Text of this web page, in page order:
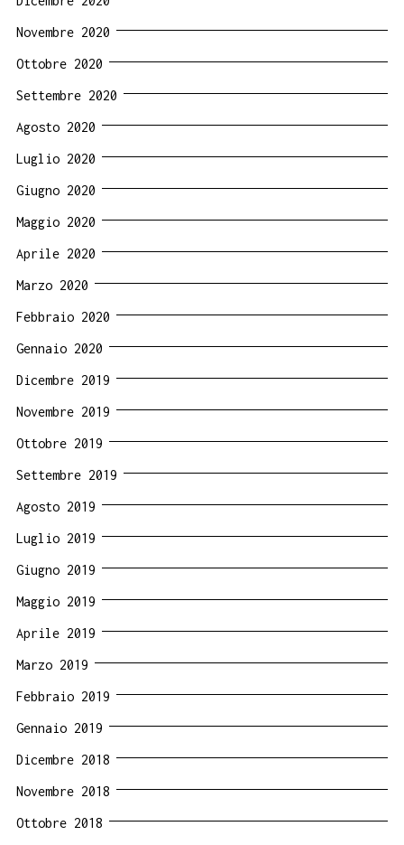
Novembre 2020
Ottobre 2020
Settembre 2020
Agosto 2020
Luglio 2020
Giugno 2020
Maggio 2020
Aprile 2020
Marzo 2020
Febbraio 2020
Gennaio 2020
Dicembre 2019
Novembre 2019
Ottobre 2019
Settembre 2019
Agosto 2019
Luglio 2019
Giugno 2019
Maggio 2019
Aprile 2019
Marzo 2019
Febbraio 2019
Gennaio 2019
Dicembre 2018
Novembre 2018
Ottobre 2018